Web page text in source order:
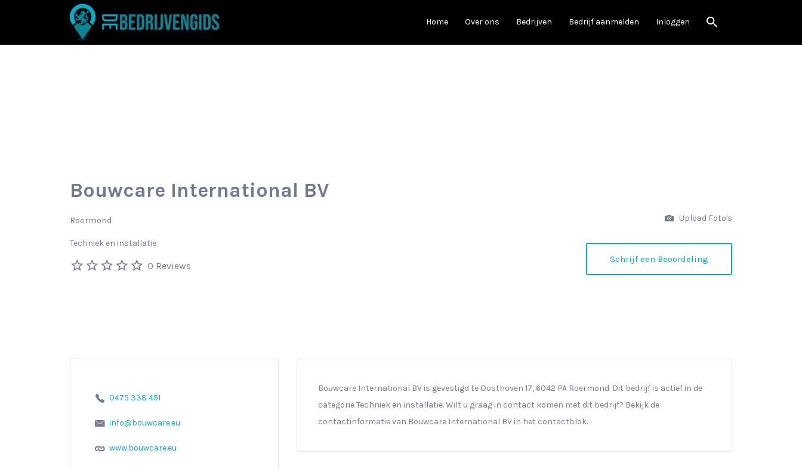
Home Over ons Bedrijven Bedrijf aanmelden Inloggen
Zoek
naar:
Bouwcare International BV
Roermond
Techniek en installatie
0 Reviews
Upload Foto's
Schrijf een Beoordeling
0475 338 491
info@bouwcare.eu
www.bouwcare.eu
Bouwcare International BV is gevestigd te Oosthoven 17, 6042 PA Roermond. Dit bedrijf is actief in de
categorie Techniek en installatie. Wilt u graag in contact komen met dit bedrijf? Bekijk de
contactinformatie van Bouwcare International BV in het contactblok.